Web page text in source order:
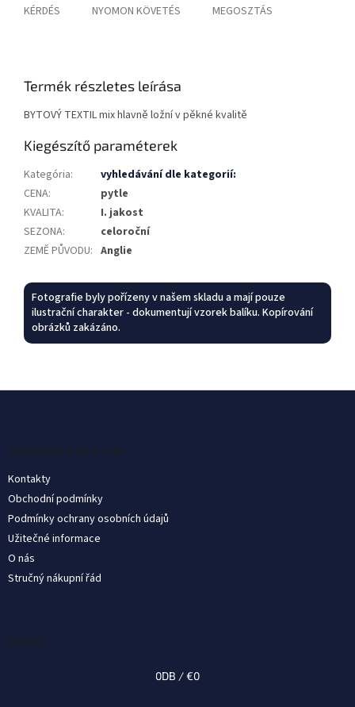
KÉRDÉS NYOMON KÖVETÉS MEGOSZTÁS
Termék részletes leírása
BYTOVÝ TEXTIL mix hlavně ložní v pěkné kvalitě
Kiegészítő paraméterek
Kategória:
vyhledávání dle kategorií:
CENA:
pytle
KVALITA:
I. jakost
SEZONA:
celoroční
ZEMĚ PŮVODU: Anglie
Fotografie byly pořízeny v našem skladu a mají pouze
ilustrační charakter - dokumentují vzorek balíku. Kopírování
obrázků zakázáno.
Informace pro vás
Kontakty
Obchodní podmínky
Podmínky ochrany osobních údajů
Užitečné informace
O nás
Stručný nákupní řád
Kosár
0DB /€0